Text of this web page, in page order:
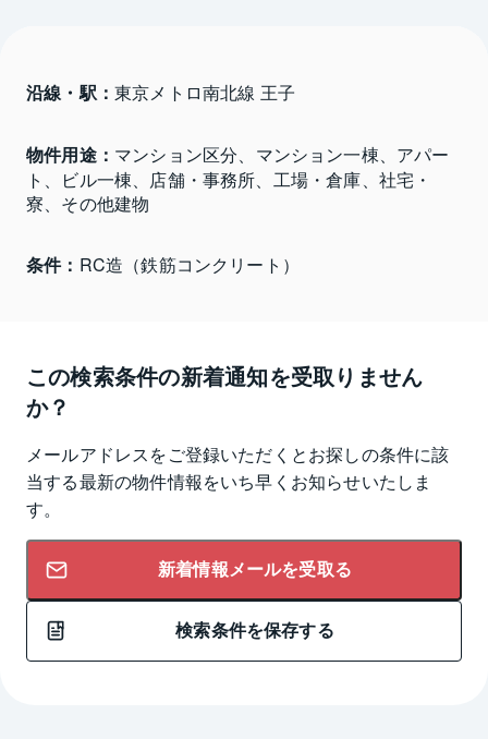
沿線・駅： 東京メトロ南北線 王子
物件用途： マンション区分、マンション一棟、アパー
ト、ビル一棟、店舗・事務所、工場・倉庫、社宅・
寮、その他建物
条件： RC造（鉄筋コンクリート）
この検索条件の新着通知を受取りません
か？
メールアドレスをご登録いただくとお探しの条件に該
当する最新の物件情報をいち早くお知らせいたしま
す。
新着情報メールを受取る
検索条件を保存する